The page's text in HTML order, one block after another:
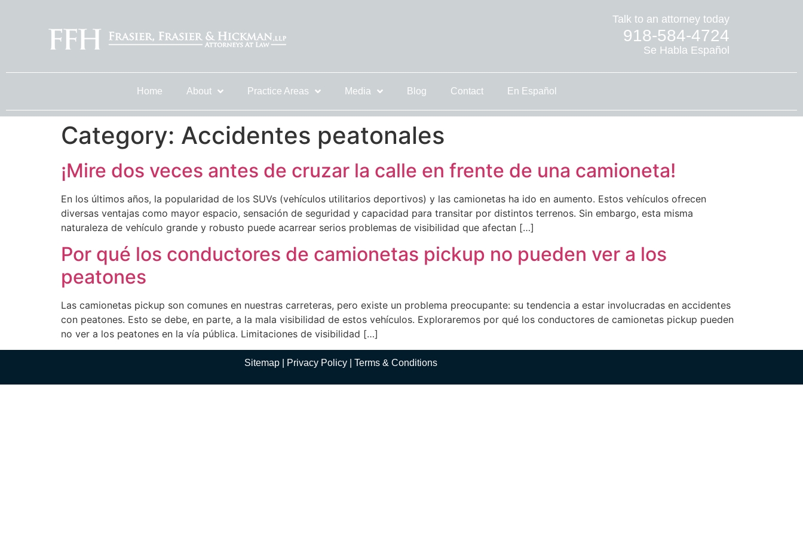
Talk to an attorney today
918-584-4724
Se Habla Español
Home About Practice Areas Media Blog Contact En Español
Category: Accidentes peatonales
¡Mire dos veces antes de cruzar la calle en frente de una camioneta!
En los últimos años, la popularidad de los SUVs (vehículos utilitarios deportivos) y las camionetas ha ido en aumento. Estos vehículos ofrecen
diversas ventajas como mayor espacio, sensación de seguridad y capacidad para transitar por distintos terrenos. Sin embargo, esta misma
naturaleza de vehículo grande y robusto puede acarrear serios problemas de visibilidad que afectan […]
Por qué los conductores de camionetas pickup no pueden ver a los
peatones
Las camionetas pickup son comunes en nuestras carreteras, pero existe un problema preocupante: su tendencia a estar involucradas en accidentes
con peatones. Esto se debe, en parte, a la mala visibilidad de estos vehículos. Exploraremos por qué los conductores de camionetas pickup pueden
no ver a los peatones en la vía pública. Limitaciones de visibilidad […]
Sitemap| Privacy Policy| Terms & Conditions